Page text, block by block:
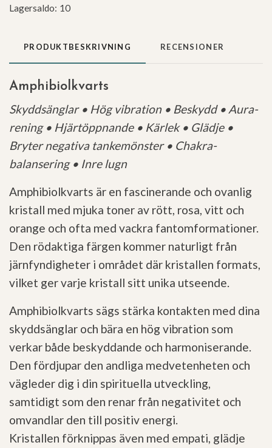
Lagersaldo: 10
PRODUKTBESKRIVNING RECENSIONER
Amphibiolkvarts
Skyddsänglar • Hög vibration • Beskydd • Aura-
rening • Hjärtöppnande • Kärlek • Glädje •
Bryter negativa tankemönster • Chakra-
balansering • Inre lugn
Amphibiolkvarts är en fascinerande och ovanlig
kristall med mjuka toner av rött, rosa, vitt och
orange och ofta med vackra fantomformationer.
Den rödaktiga färgen kommer naturligt från
järnfyndigheter i området där kristallen formats,
vilket ger varje kristall sitt unika utseende.
Amphibiolkvarts sägs stärka kontakten med dina
skyddsänglar och bära en hög vibration som
verkar både beskyddande och harmoniserande.
Den fördjupar den andliga medvetenheten och
vägleder dig i din spirituella utveckling,
samtidigt som den renar från negativitet och
omvandlar den till positiv energi.
Kristallen förknippas även med empati, glädje